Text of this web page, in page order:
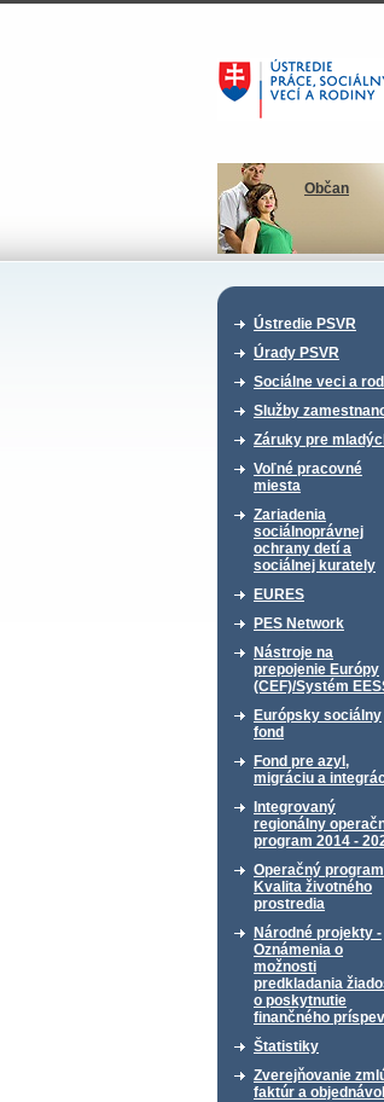
Občan
Ústredie PSVR
Úrady PSVR
Sociálne veci a
Služby
Záruky pre
Voľné pracovné
miesta
Zariadenia
sociálnoprávnej
ochrany detí a
sociálnej kurately
EURES
PES Network
Nástroje na
prepojenie Európy
(CEF)/Systém
Európsky sociálny
fond
Fond pre azyl,
migráciu a
Integrovaný
regionálny
program 2014 -
Operačný program
Kvalita životného
prostredia
Národné projekty -
Oznámenia o
možnosti
predkladania
o poskytnutie
finančného
Štatistiky
Zverejňovanie
faktúr a